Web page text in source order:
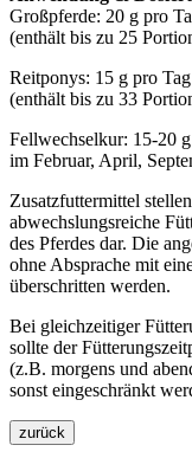
Großpferde: 20 g pro
(enthält bis zu 25
Reitponys: 15 g pro
(enthält bis zu 33
Fellwechselkur: 15-20
im Februar, April,
Zusatzfuttermittel
abwechslungsreiche
des Pferdes dar. Die
ohne Absprache mit
überschritten werden.
Bei gleichzeitiger
sollte der
(z.B. morgens und
sonst eingeschränkt